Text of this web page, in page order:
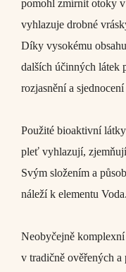
pomohl zmírnit otoky
vyhlazuje drobné
Díky vysokému
dalších účinných látek
rozjasnění a
Použité bioaktivní
pleť vyhlazují,
Svým složením a
náleží k elementu
Neobyčejně
v tradičně ověřených a